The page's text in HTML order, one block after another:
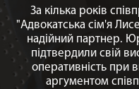
За кілька років
"Адвокатська сім'я
надійний партнер.
підтвердили свій
оперативність при
аргументом